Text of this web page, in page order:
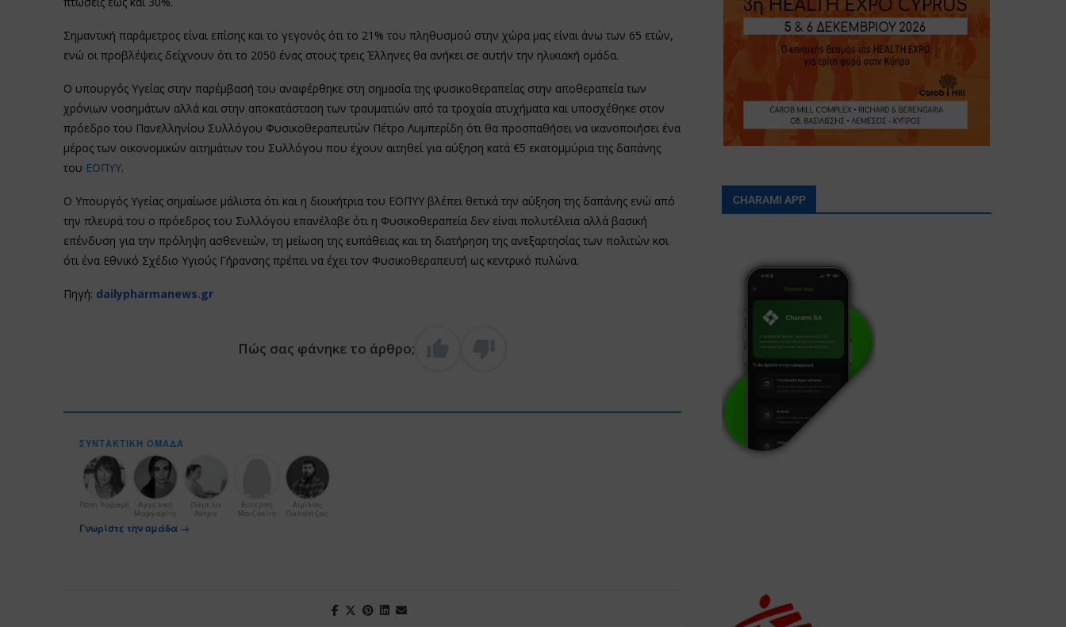
Σημαντική παράμετρος είναι επίσης και το γεγονός ότι το 21% του πληθυσμού στην χώρα μας είναι άνω των 65 ετών,
ενώ οι προβλέψεις δείχνουν ότι το 2050 ένας στους τρεις Έλληνες θα ανήκει σε αυτήν την ηλικιακή ομάδα.
Ο υπουργός Υγείας στην παρέμβασή του αναφέρθηκε στη σημασία της φυσικοθεραπείας στην αποθεραπεία των
χρόνιων νοσημάτων αλλά και στην αποκατάσταση των τραυματιών από τα τροχαία ατυχήματα και υποσχέθηκε στον
πρόεδρο του Πανελληνίου Συλλόγου Φυσικοθεραπευτών Πέτρο Λυμπερίδη ότι θα προσπαθήσει να ικανοποιήσει ένα
μέρος των οικονομικών αιτημάτων του Συλλόγου που έχουν αιτηθεί για αύξηση κατά €5 εκατομμύρια της δαπάνης
του ΕΟΠΥΥ.
Ο Υπουργός Υγείας σημαίωσε μάλιστα ότι και η διοικήτρια του ΕΟΠΥΥ βλέπει θετικά την αύξηση της δαπάνης ενώ από
την πλευρά του ο πρόεδρος του Συλλόγου επανέλαβε ότι η Φυσικοθεραπεία δεν είναι πολυτέλεια αλλά βασική
επένδυση για την πρόληψη ασθενειών, τη μείωση της ευπάθειας και τη διατήρηση της ανεξαρτησίας των πολιτών κσι
ότι ένα Εθνικό Σχέδιο Υγιούς Γήρανσης πρέπει να έχει τον Φυσικοθεραπευτή ως κεντρικό πυλώνα.
Πηγή: dailypharmanews.gr
Πώς σας φάνηκε το άρθρο;
ΣΥΝΤΑΚΤΙΚΉ ΟΜΆΔΑ
Πόπη Χαραμή
Αγγελική
Μαργαρίτη
Πάμελα
Λύτρα
Ευτέρπη
Μουζακίτη
Αιμίλιος
Παλάντζας
Γνωρίστε την ομάδα →
CHARAMI APP